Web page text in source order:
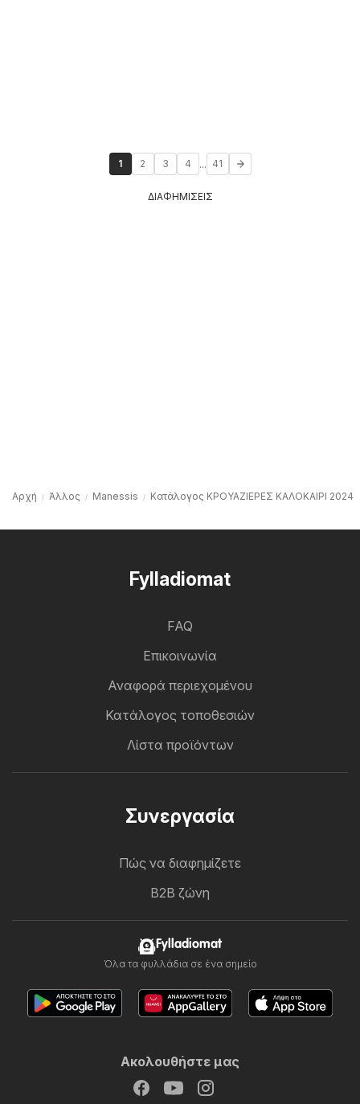
1 2 3 4 ... 41
ΔΙΑΦΗΜΙΣΕΙΣ
Αρχή Άλλος Manessis Kατάλογος ΚΡΟΥΑΖΙΕΡΕΣ ΚΑΛΟΚΑΙΡΙ 2024
Fylladiomat
FAQ
Επικοινωνία
Αναφορά περιεχομένου
Κατάλογος τοποθεσιών
Λίστα προϊόντων
Συνεργασία
Πώς να διαφημίζετε
B2B ζώνη
Fylladiomat
Όλα τα φυλλάδια σε ένα σημείο
Ακολουθήστε μας